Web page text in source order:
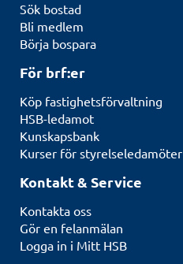
Sök bostad
Bli medlem
Börja bospara
För brf:er
Köp fastighetsförvaltning
HSB-ledamot
Kunskapsbank
Kurser för styrelseledamöter
Kontakt & Service
Kontakta oss
Gör en felanmälan
Logga in i Mitt HSB